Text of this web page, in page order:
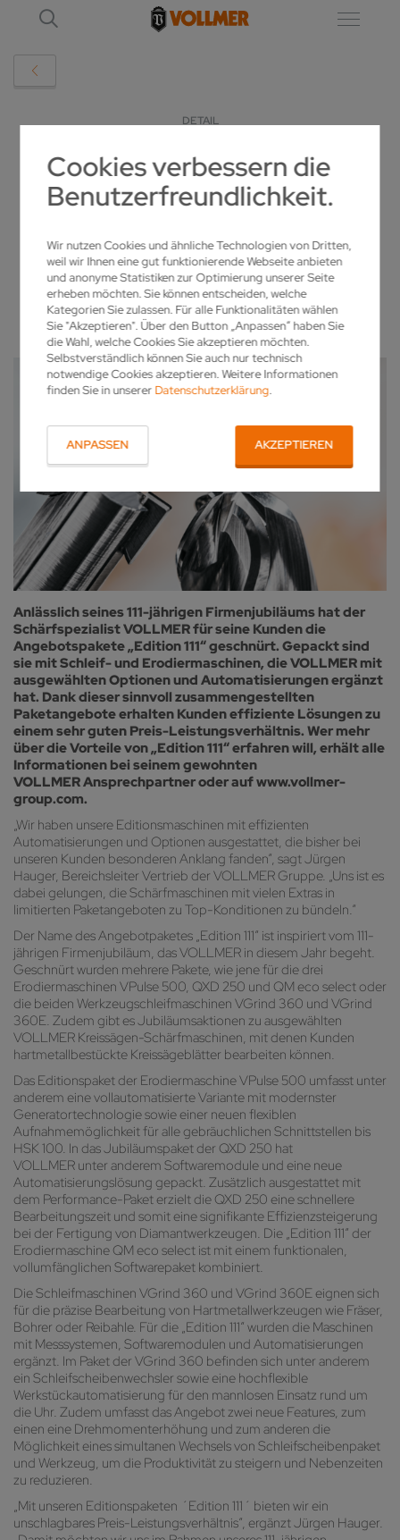
Cookies verbessern die
Benutzerfreundlichkeit.
Wir nutzen Cookies und ähnliche Technologien von Dritten,
weil wir Ihnen eine gut funktionierende Webseite anbieten
und anonyme Statistiken zur Optimierung unserer Seite
erheben möchten. Sie können entscheiden, welche
Kategorien Sie zulassen. Für alle Funktionalitäten wählen
Sie "Akzeptieren". Über den Button „Anpassen“ haben Sie
die Wahl, welche Cookies Sie akzeptieren möchten.
Selbstverständlich können Sie auch nur technisch
notwendige Cookies akzeptieren. Weitere Informationen
finden Sie in unserer Datenschutzerklärung.
ANPASSEN AKZEPTIEREN
DETAIL
„EDITION 111“ – ATTRAKTIVE PAKETE FÜR
SCHARFMACHER
11.03.2020
Anlässlich seines 111-jährigen Firmenjubiläums hat der
Schärfspezialist VOLLMER für seine Kunden die
Angebotspakete „Edition 111“ geschnürt. Gepackt sind
sie mit Schleif- und Erodiermaschinen, die VOLLMER mit
ausgewählten Optionen und Automatisierungen ergänzt
hat. Dank dieser sinnvoll zusammengestellten
Paketangebote erhalten Kunden effiziente Lösungen zu
einem sehr guten Preis-Leistungsverhältnis. Wer mehr
über die Vorteile von „Edition 111“ erfahren will, erhält alle
Informationen bei seinem gewohnten
VOLLMER Ansprechpartner oder auf www.vollmer-
group.com.
„Wir haben unsere Editionsmaschinen mit effizienten
Automatisierungen und Optionen ausgestattet, die bisher bei
unseren Kunden besonderen Anklang fanden“, sagt Jürgen
Hauger, Bereichsleiter Vertrieb der VOLLMER Gruppe. „Uns ist es
dabei gelungen, die Schärfmaschinen mit vielen Extras in
limitierten Paketangeboten zu Top-Konditionen zu bündeln.“
Der Name des Angebotpaketes „Edition 111“ ist inspiriert vom 111-
jährigen Firmenjubiläum, das VOLLMER in diesem Jahr begeht.
Geschnürt wurden mehrere Pakete, wie jene für die drei
Erodiermaschinen VPulse 500, QXD 250 und QM eco select oder
die beiden Werkzeugschleifmaschinen VGrind 360 und VGrind
360E. Zudem gibt es Jubiläumsaktionen zu ausgewählten
VOLLMER Kreissägen-Schärfmaschinen, mit denen Kunden
hartmetallbestückte Kreissägeblätter bearbeiten können.
Das Editionspaket der Erodiermaschine VPulse 500 umfasst unter
anderem eine vollautomatisierte Variante mit modernster
Generatortechnologie sowie einer neuen flexiblen
Aufnahmemöglichkeit für alle gebräuchlichen Schnittstellen bis
HSK 100. In das Jubiläumspaket der QXD 250 hat
VOLLMER unter anderem Softwaremodule und eine neue
Automatisierungslösung gepackt. Zusätzlich ausgestattet mit
dem Performance-Paket erzielt die QXD 250 eine schnellere
Bearbeitungszeit und somit eine signifikante Effizienzsteigerung
bei der Fertigung von Diamantwerkzeugen. Die „Edition 111“ der
Erodiermaschine QM eco select ist mit einem funktionalen,
vollumfänglichen Softwarepaket kombiniert.
Die Schleifmaschinen VGrind 360 und VGrind 360E eignen sich
für die präzise Bearbeitung von Hartmetallwerkzeugen wie Fräser,
Bohrer oder Reibahle. Für die „Edition 111“ wurden die Maschinen
mit Messsystemen, Softwaremodulen und Automatisierungen
ergänzt. Im Paket der VGrind 360 befinden sich unter anderem
ein Schleifscheibenwechsler sowie eine hochflexible
Werkstückautomatisierung für den mannlosen Einsatz rund um
die Uhr. Zudem umfasst das Angebot zwei neue Features, zum
einen eine Drehmomenterhöhung und zum anderen die
Möglichkeit eines simultanen Wechsels von Schleifscheibenpaket
und Werkzeug, um die Produktivität zu steigern und Nebenzeiten
zu reduzieren.
„Mit unseren Editionspaketen ´Edition 111´ bieten wir ein
unschlagbares Preis-Leistungsverhältnis“, ergänzt Jürgen Hauger.